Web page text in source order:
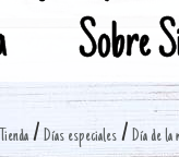
Sobre
Tienda / Días especiales / Día de la